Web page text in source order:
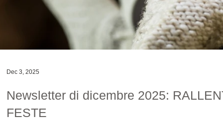
Newsletter di dicembre 2025:
FESTE
Dec 3, 2025